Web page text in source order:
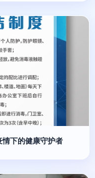
下的健康守护者